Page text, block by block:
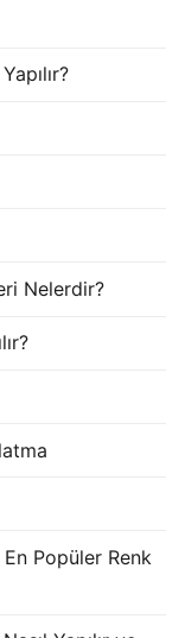
Nelerdir?
En Popüler Renk